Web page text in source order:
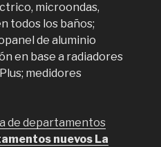
microondas,
todos los baños;
de aluminio
en base a radiadores
medidores
de departamentos
nuevos La